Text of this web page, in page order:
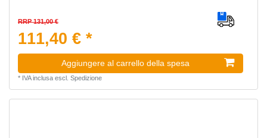
RRP 131,00 €
111,40 € *
Aggiungere al carrello della spesa
* IVA inclusaescl. Spedizione